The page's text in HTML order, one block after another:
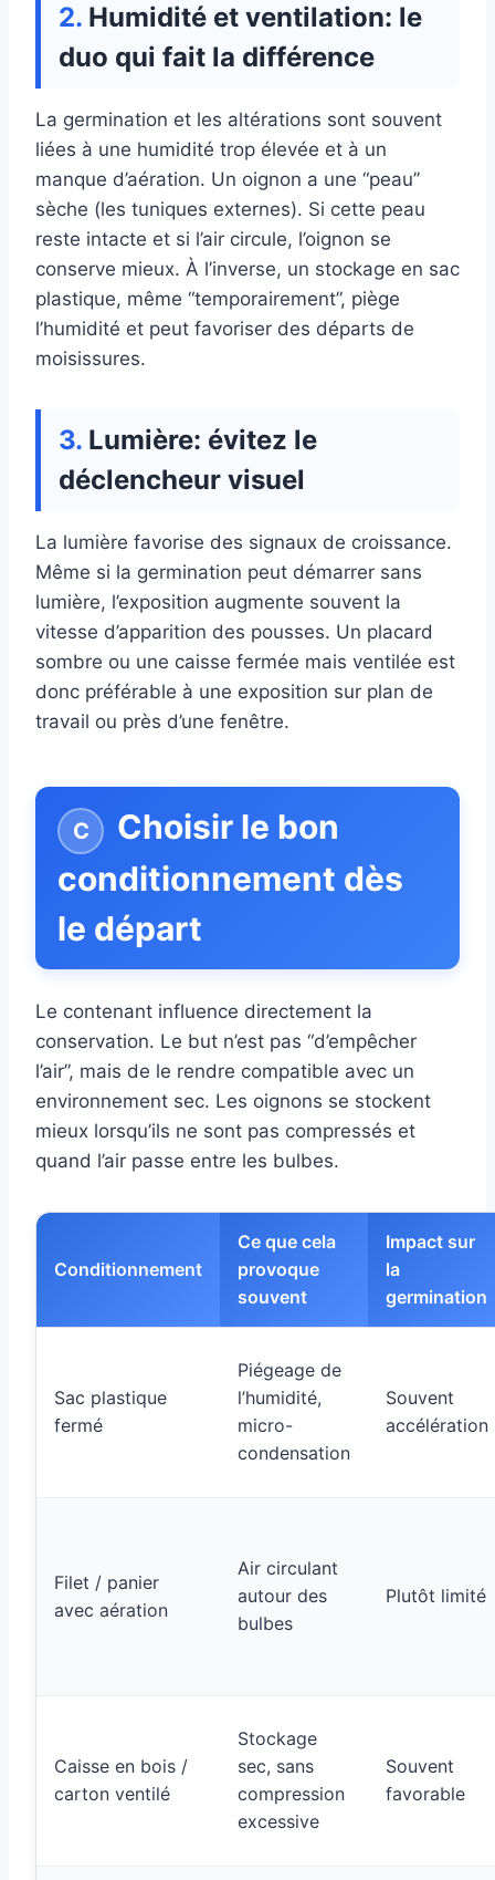
Humidité et ventilation: le
duo qui fait la différence
La germination et les altérations sont souvent
liées à une humidité trop élevée et à un
manque d’aération. Un oignon a une “peau”
sèche (les tuniques externes). Si cette peau
reste intacte et si l’air circule, l’oignon se
conserve mieux. À l’inverse, un stockage en sac
plastique, même “temporairement”, piège
l’humidité et peut favoriser des départs de
moisissures.
Lumière: évitez le
déclencheur visuel
La lumière favorise des signaux de croissance.
Même si la germination peut démarrer sans
lumière, l’exposition augmente souvent la
vitesse d’apparition des pousses. Un placard
sombre ou une caisse fermée mais ventilée est
donc préférable à une exposition sur plan de
travail ou près d’une fenêtre.
Choisir le bon
conditionnement dès
le départ
Le contenant influence directement la
conservation. Le but n’est pas “d’empêcher
l’air”, mais de le rendre compatible avec un
environnement sec. Les oignons se stockent
mieux lorsqu’ils ne sont pas compressés et
quand l’air passe entre les bulbes.
Conditionnement
Ce que cela
provoque
souvent
Impact sur
la
germination
Sac plastique
fermé
Piégeage de
l’humidité,
micro-
condensation
Souvent
accélération
Filet / panier
avec aération
Air circulant
autour des
bulbes
Plutôt limité
Caisse en bois /
carton ventilé
Stockage
sec, sans
compression
excessive
Souvent
favorable